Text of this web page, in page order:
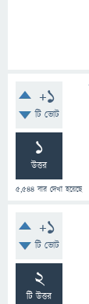
+1
টি ভোট
1
উত্তর
5,544 বার দেখা হয়েছে
+1
টি ভোট
2
টি উত্তর